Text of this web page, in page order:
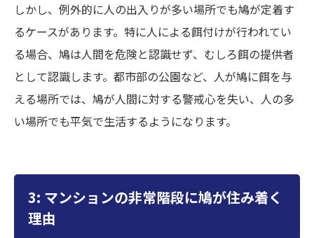
しかし、例外的に人の出入りが多い場所でも鳩が定着す
るケースがあります。特に人による餌付けが行われてい
る場合、鳩は人間を危険と認識せず、むしろ餌の提供者
として認識します。都市部の公園など、人が鳩に餌を与
える場所では、鳩が人間に対する警戒心を失い、人の多
い場所でも平気で生活するようになります。
3: マンションの非常階段に鳩が住み着く
理由